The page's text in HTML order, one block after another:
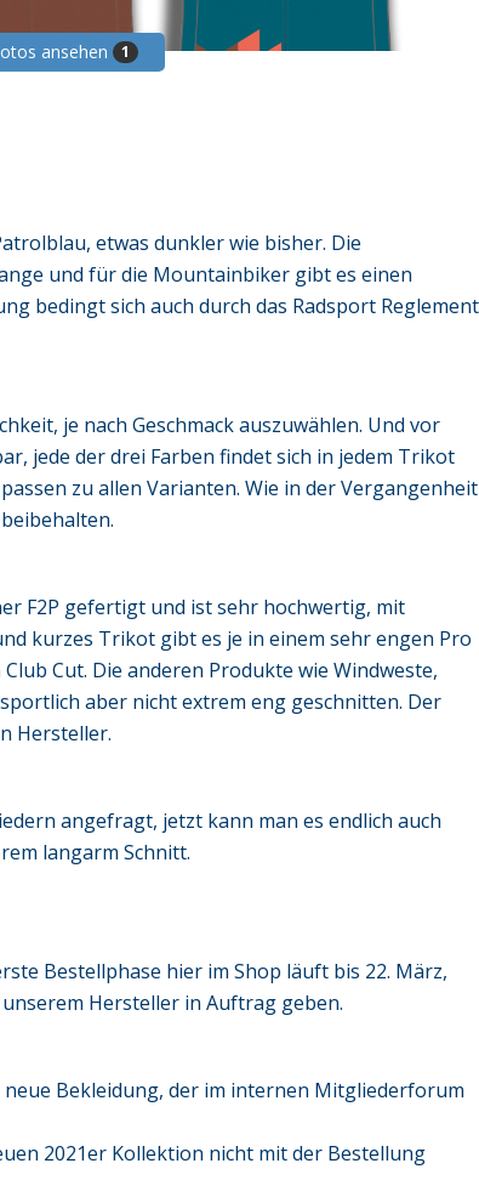
ansehen 1
etwas dunkler wie bisher. Die
und für die Mountainbiker gibt es einen
bedingt sich auch durch das Radsport
je nach Geschmack auszuwählen. Und vor
jede der drei Farben findet sich in jedem Trikot
zu allen Varianten. Wie in der Vergangenheit
F2P gefertigt und ist sehr hochwertig, mit
kurzes Trikot gibt es je in einem sehr engen Pro
Cut. Die anderen Produkte wie Windweste,
aber nicht extrem eng geschnitten. Der
Hersteller.
angefragt, jetzt kann man es endlich auch
langarm Schnitt.
Bestellphase hier im Shop läuft bis 22. März,
Hersteller in Auftrag geben.
Bekleidung, der im internen Mitgliederforum
2021er Kollektion nicht mit der Bestellung